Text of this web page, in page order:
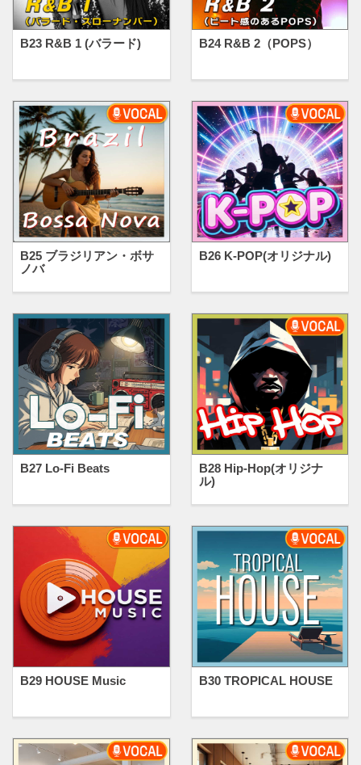
B23 R&B 1 (バラード) B24 R&B 2（POPS）
B25 ブラジリアン・ボサ
ノバ
B26 K-POP(オリジナル)
B27 Lo-Fi Beats
B28 Hip-Hop(オリジナ
ル)
B29 HOUSE Music B30 TROPICAL HOUSE